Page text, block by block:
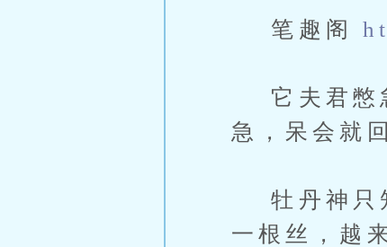
笔趣阁
它夫君憋
急，呆会就
牡丹神只
一根丝，越